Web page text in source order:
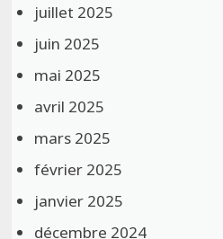
juillet 2025
juin 2025
mai 2025
avril 2025
mars 2025
février 2025
janvier 2025
décembre 2024